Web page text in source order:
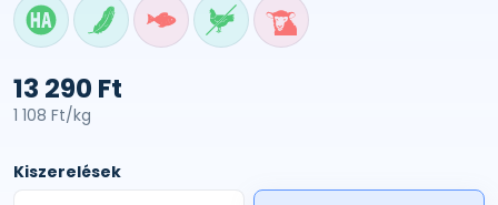
13 290 Ft
1 108 Ft/kg
Kiszerelések